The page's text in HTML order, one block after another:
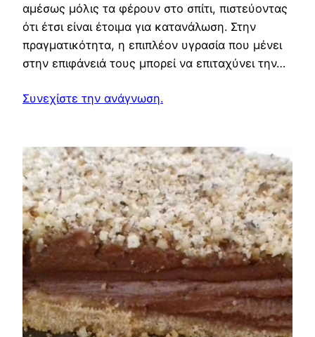
αμέσως μόλις τα φέρουν στο σπίτι, πιστεύοντας
ότι έτσι είναι έτοιμα για κατανάλωση. Στην
πραγματικότητα, η επιπλέον υγρασία που μένει
στην επιφάνειά τους μπορεί να επιταχύνει την…
Συνεχίστε την ανάγνωση.